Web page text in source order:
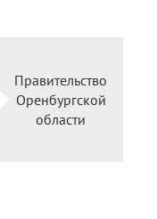
Правительство
Оренбургской
области